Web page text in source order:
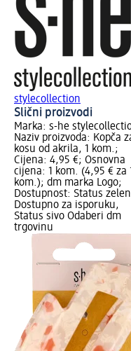
stylecollection
Slični proizvodi
Marka: s-he
Naziv proizvoda: Kopča
kosu od akrila, 1 kom.;
Cijena: 4,95 €; Osnovna
cijena: 1 kom. (4,95 € za 1
kom.); dm marka Logo;
Dostupnost: Status
Dostupno za isporuku,
Status sivo Odaberi dm
trgovinu